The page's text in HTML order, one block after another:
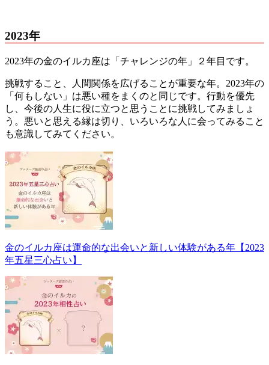
2023年
2023年の金のイルカ座は「チャレンジの年」２年目です。
挑戦すること、人間関係を広げることが重要な年。2023年の
「何もしない」は悪い種をまくのと同じです。行動を優先
し、今後の人生に役に立つと思うことに挑戦してみましょ
う。悪いと思える縁は切り、いろいろな人に会ってみること
も意識してみてください。
▼詳しくはこちら
金のイルカ座は運命的な出会いと新しい体験がある年【2023
年五星三心占い】